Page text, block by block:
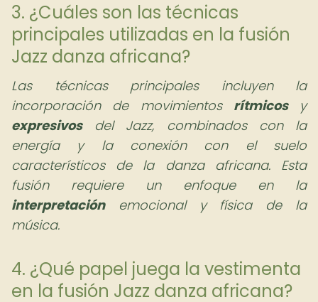
3. ¿Cuáles son las técnicas
principales utilizadas en la fusión
Jazz danza africana?
Las técnicas principales incluyen la
incorporación de movimientos rítmicosy
expresivosdel Jazz, combinados con la
energía y la conexión con el suelo
característicos de la danza africana. Esta
fusión requiere un enfoque en la
interpretaciónemocional y física de la
música.
4. ¿Qué papel juega la vestimenta
en la fusión Jazz danza africana?